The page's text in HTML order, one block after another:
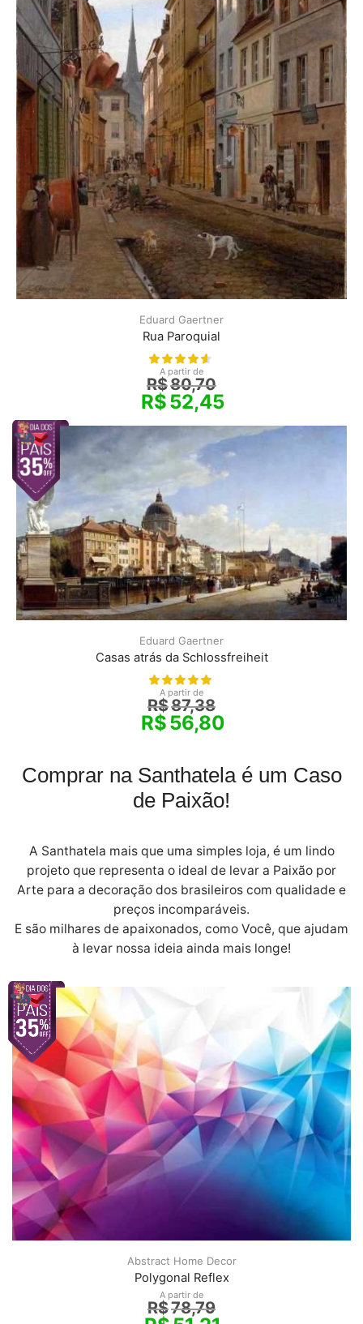
Eduard Gaertner
Rua Paroquial
A partir de
R$80,70
R$52,45
Eduard Gaertner
Casas atrás da Schlossfreiheit
A partir de
R$87,38
R$56,80
Comprar na Santhatela é um Caso
de Paixão!
A Santhatela mais que uma simples loja, é um lindo
projeto que representa o ideal de levar a Paixão por
Arte para a decoração dos brasileiros com qualidade e
preços incomparáveis.
E são milhares de apaixonados, como Você, que ajudam
à levar nossa ideia ainda mais longe!
Abstract Home Decor
Polygonal Reflex
A partir de
R$78,79